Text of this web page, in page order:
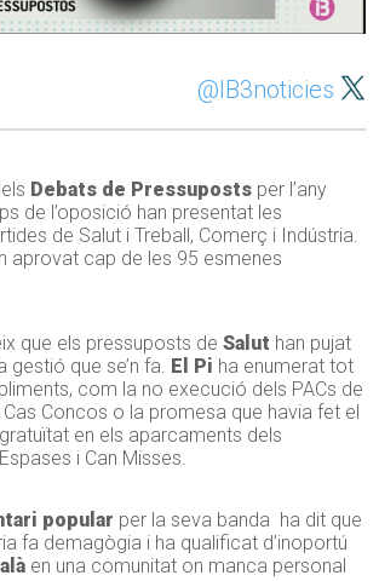
@IB3noticies
Debats de Pressuposts per l’any
de l’oposició han presentat les
de Salut i Treball, Comerç i Indústria.
aprovat cap de les 95 esmenes
que els pressuposts deSalut han pujat
gestió que se’n fa. El Pi ha enumerat tot
com la no execució dels PACs de
Concos o la promesa que havia fet el
en els aparcaments dels
i Can Misses.
popular per la seva banda ha dit que
fa demagògia i ha qualificat d’inoportú
en una comunitat on manca personal